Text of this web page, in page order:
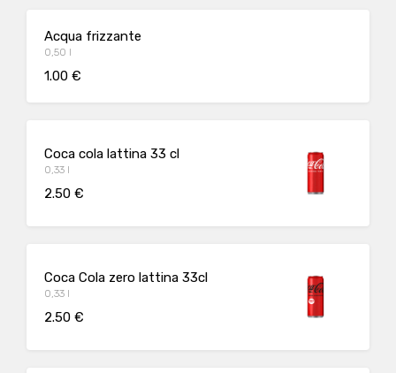
Acqua frizzante
0,50 l
1.00 €
Coca cola lattina 33 cl
0,33 l
2.50 €
Coca Cola zero lattina 33cl
0,33 l
2.50 €